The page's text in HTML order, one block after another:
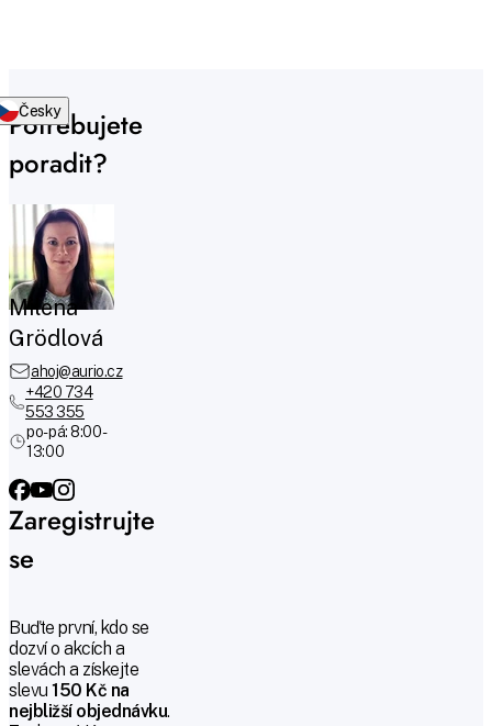
Potřebujete
poradit?
Milena
Grödlová
ahoj@aurio.cz
+420 734
553 355
po-pá: 8:00 -
13:00
Zaregistrujte
se
Buďte první, kdo se
dozví o akcích a
slevách a získejte
slevu150 Kč na
nejbližší objednávku.
Česky